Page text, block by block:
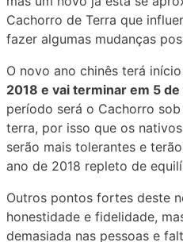
Cachorro de Terra que
fazer algumas mudanças
O novo ano chinês terá
2018 e vai terminar em 5
período será o Cachorro
terra, por isso que os
serão mais tolerantes e
ano de 2018 repleto de
Outros pontos fortes deste
honestidade e fidelidade,
demasiada nas pessoas e